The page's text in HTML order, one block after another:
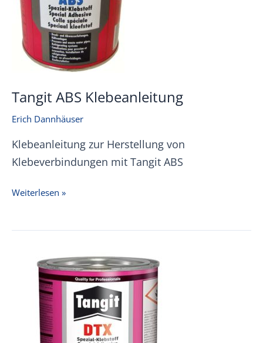
Tangit ABS Klebeanleitung
Erich Dannhäuser
Klebeanleitung zur Herstellung von
Klebeverbindungen mit Tangit ABS
Tangit
Klebeanleitung
Weiterlesen »